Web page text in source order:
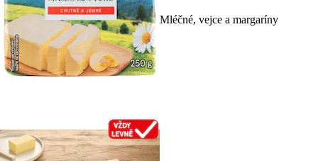
Mléčné, vejce a margaríny